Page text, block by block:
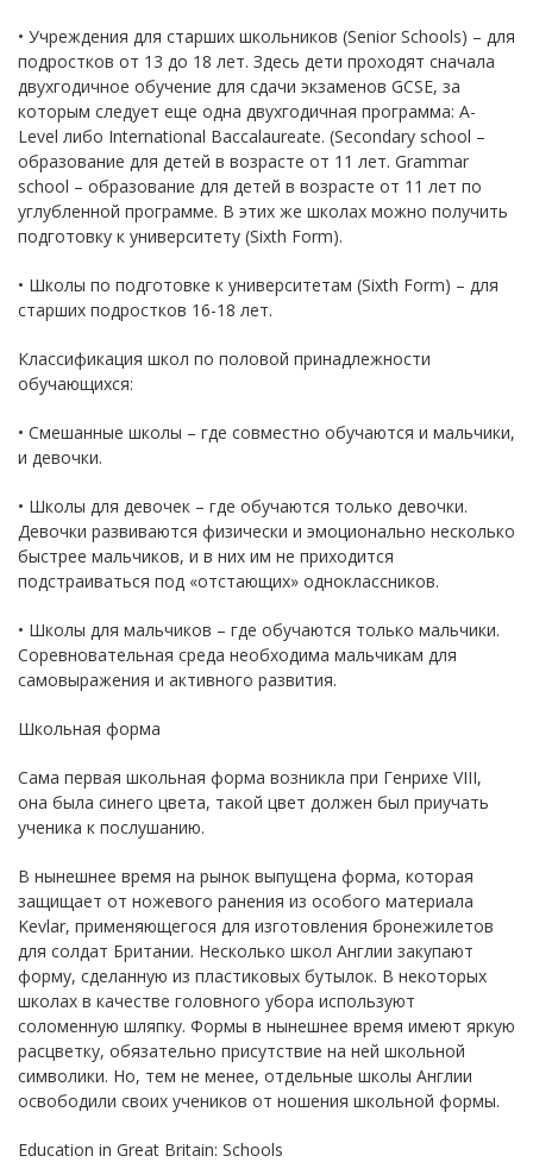
• Учреждения для старших школьников (Senior Schools) – для
подростков от 13 до 18 лет. Здесь дети проходят сначала
двухгодичное обучение для сдачи экзаменов GCSE, за
которым следует еще одна двухгодичная программа: A-
Level либо International Baccalaureate. (Secondary school –
образование для детей в возрасте от 11 лет. Grammar
school – образование для детей в возрасте от 11 лет по
углубленной программе. В этих же школах можно получить
подготовку к университету (Sixth Form).
• Школы по подготовке к университетам (Sixth Form) – для
старших подростков 16-18 лет.
Классификация школ по половой принадлежности
обучающихся:
• Смешанные школы – где совместно обучаются и мальчики,
и девочки.
• Школы для девочек – где обучаются только девочки.
Девочки развиваются физически и эмоционально несколько
быстрее мальчиков, и в них им не приходится
подстраиваться под «отстающих» одноклассников.
• Школы для мальчиков – где обучаются только мальчики.
Соревновательная среда необходима мальчикам для
самовыражения и активного развития.
Школьная форма
Сама первая школьная форма возникла при Генрихе VIII,
она была синего цвета, такой цвет должен был приучать
ученика к послушанию.
В нынешнее время на рынок выпущена форма, которая
защищает от ножевого ранения из особого материала
Kevlar, применяющегося для изготовления бронежилетов
для солдат Британии. Несколько школ Англии закупают
форму, сделанную из пластиковых бутылок. В некоторых
школах в качестве головного убора используют
соломенную шляпку. Формы в нынешнее время имеют яркую
расцветку, обязательно присутствие на ней школьной
символики. Но, тем не менее, отдельные школы Англии
освободили своих учеников от ношения школьной формы.
Education in Great Britain: Schools